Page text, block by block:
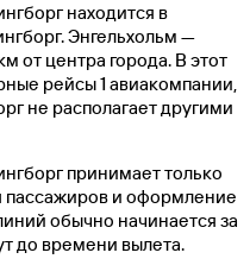
находится в
Энгельхольм —
от центра города. В этот
рейсы 1 авиакомпании,
не располагает другими
принимает только
пассажиров и оформление
обычно начинается за
до времени вылета.